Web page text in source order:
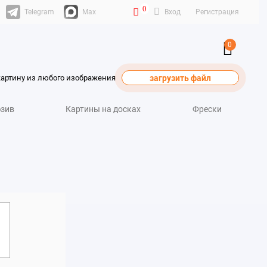
Telegram Max 0 Вход Регистрация
0
из любого изображения загрузить файл
Картины на досках Фрески